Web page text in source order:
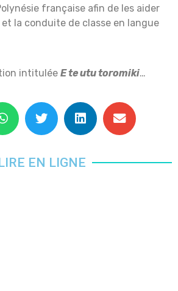
française afin de les aider
la conduite de classe en langue
intitulée E te utu toromiki…
EN LIGNE